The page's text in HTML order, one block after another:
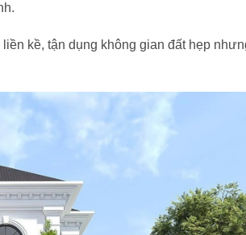
kề, tận dụng không gian đất hẹp